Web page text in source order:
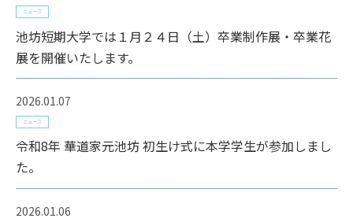
ニュース
池坊短期大学では１月２４日（土）卒業制作展・卒業花
展を開催いたします。
2026.01.07
ニュース
令和8年 華道家元池坊 初生け式に本学学生が参加しまし
た。
2026.01.06